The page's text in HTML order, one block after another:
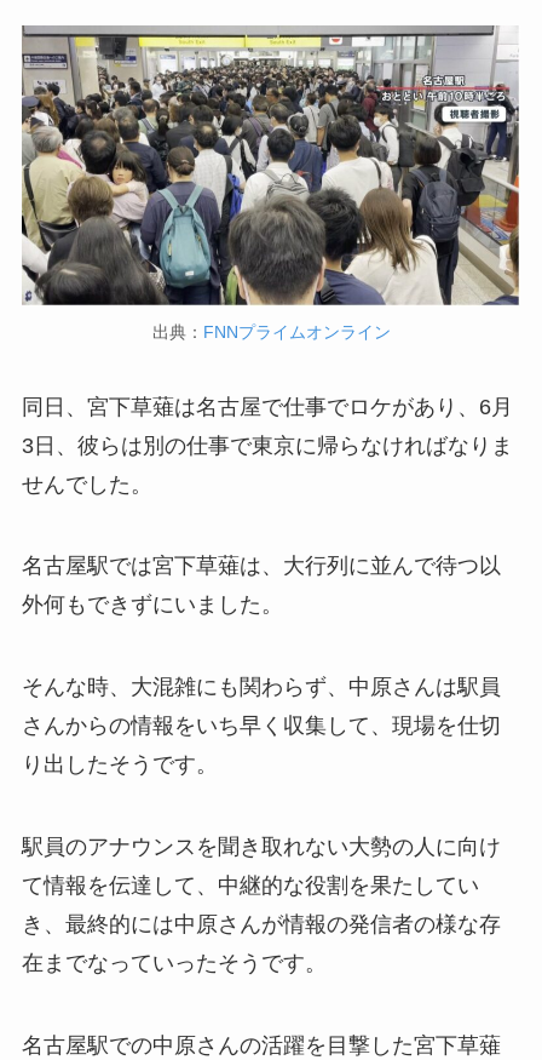
出典： FNNプライムオンライン
同日、宮下草薙は名古屋で仕事でロケがあり、6月
3日、彼らは別の仕事で東京に帰らなければなりま
せんでした。
名古屋駅では宮下草薙は、大行列に並んで待つ以
外何もできずにいました。
そんな時、大混雑にも関わらず、中原さんは駅員
さんからの情報をいち早く収集して、現場を仕切
り出したそうです。
駅員のアナウンスを聞き取れない大勢の人に向け
て情報を伝達して、中継的な役割を果たしてい
き、最終的には中原さんが情報の発信者の様な存
在までなっていったそうです。
名古屋駅での中原さんの活躍を目撃した宮下草薙